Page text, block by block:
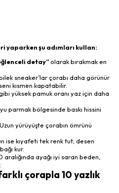
yaparken şu adımları kullan:
detay”olarak bırakmak en
sneaker’lar çorabı daha görünür
kısmen kapatabilir.
yüksek pamuk oranı yaz için daha
parmak bölgesinde baskı hissini
Uzun yürüyüşte çorabın ömrünü
ise kıyafeti tek renk tut; desen
kur.
aralığında ayağı iyi saran beden,
çorapla 10 yazlık